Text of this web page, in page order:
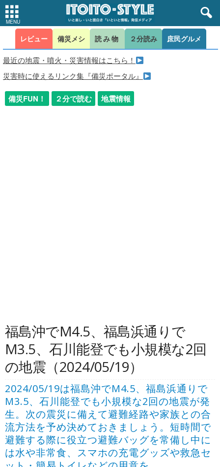
レビュー 備災メシ 読み物 ２分読み 庶民グルメ
最近の地震・噴火・災害情報はこちら！
災害時に使えるリンク集『備災ポータル』
備災FUN！ ２分で読む 地震情報
福島沖でM4.5、福島浜通りで
M3.5、石川能登でも小規模な2回
の地震（2024/05/19）
2024/05/19は福島沖でM4.5、福島浜通りで
M3.5、石川能登でも小規模な2回の地震が発
生。次の震災に備えて避難経路や家族との合
流方法を予め決めておきましょう。短時間で
避難する際に役立つ避難バッグを常備し中に
は水や非常食、スマホの充電グッズや救急セ